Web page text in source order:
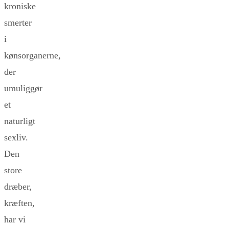
kroniske
smerter
i
kønsorganerne,
der
umuliggør
et
naturligt
sexliv.
Den
store
dræber,
kræften,
har vi